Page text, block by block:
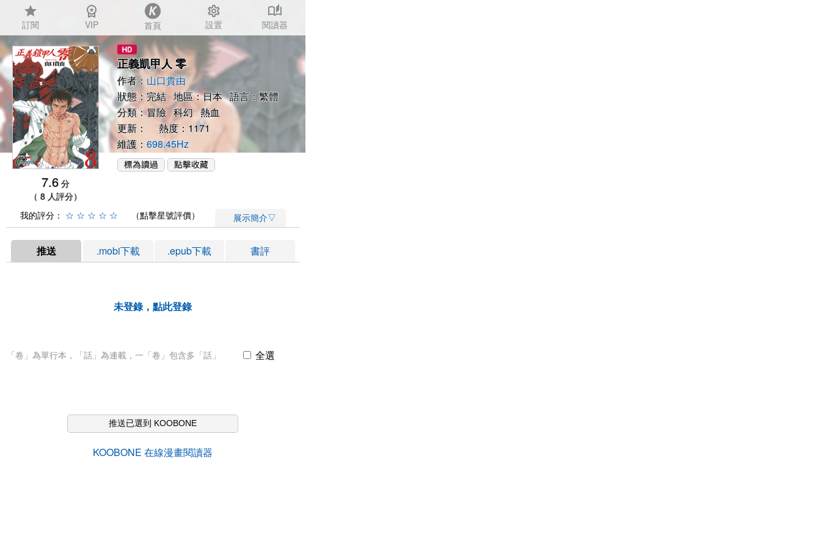
star
訂閱
workspace_premium
VIP 首頁
settings
設置
auto_stories
閱讀器
7.6 分
（ 8 人評分）
正義凱甲人 零
作者： 山口貴由
狀態：完結 地區：日本 語言：繁體
分類：冒險 科幻 熱血
更新： 熱度：1171
維護： 698.45Hz
我的評分： ☆ ☆ ☆ ☆ ☆ （點擊星號評價） 展示簡介▽
推送 .mobi下載 .epub下載 書評
未登錄，點此登錄
「卷」為單行本，「話」為連載，一「卷」包含多「話」 全選
推送已選到 KOOBONE
KOOBONE 在線漫畫閱讀器